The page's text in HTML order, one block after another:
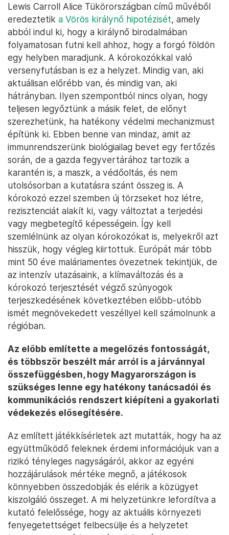
Lewis Carroll Alice Tükörországban című művéből
eredeztetik a Vörös királynő hipotézisét, amely
abból indul ki, hogy a királynő birodalmában
folyamatosan futni kell ahhoz, hogy a forgó földön
egy helyben maradjunk. A kórokozókkal való
versenyfutásban is ez a helyzet. Mindig van, aki
aktuálisan előrébb van, és mindig van, aki
hátrányban. Ilyen szempontból nincs olyan, hogy
teljesen legyőztünk a másik felet, de előnyt
szerezhetünk, ha hatékony védelmi mechanizmust
építünk ki. Ebben benne van mindaz, amit az
immunrendszerünk biológiailag bevet egy fertőzés
során, de a gazda fegyvertárához tartozik a
karantén is, a maszk, a védőoltás, és nem
utolsósorban a kutatásra szánt összeg is. A
kórokozó ezzel szemben új törzseket hoz létre,
rezisztenciát alakít ki, vagy változtat a terjedési
vagy megbetegítő képességein. Így kell
szemlélnünk az olyan kórokozókat is, melyekről azt
hisszük, hogy végleg kiirtottuk. Európát már több
mint 50 éve maláriamentes övezetnek tekintjük, de
az intenzív utazásaink, a klímaváltozás és a
kórokozó terjesztését végző szúnyogok
terjeszkedésének következtében előbb-utóbb
ismét megnövekedett veszéllyel kell számolnunk a
régióban.
Az előbb említette a megelőzés fontosságát,
és többször beszélt már arról is a járvánnyal
összefüggésben, hogy Magyarországon is
szükséges lenne egy hatékony tanácsadói és
kommunikációs rendszert kiépíteni a gyakorlati
védekezés elősegítésére.
Az említett játékkísérletek azt mutatták, hogy ha az
együttműködő feleknek érdemi információjuk van a
rizikó tényleges nagyságáról, akkor az egyéni
hozzájárulások mértéke megnő, a játékosok
könnyebben összedobják és elérik a közügyet
kiszolgáló összeget. A mi helyzetünkre lefordítva a
kutató felelőssége, hogy az aktuális környezeti
fenyegetettséget felbecsülje és a helyzetet